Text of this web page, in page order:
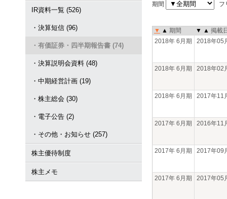
お取引先様 会員
IR資料一覧 (526)
・決算短信 (96)
・有価証券・四半期報告書 (74)
・決算説明会資料 (48)
・中期経営計画 (19)
・株主総会 (30)
・電子公告 (2)
・その他・お知らせ (257)
株主優待制度
株主メモ
期間 フ
▼ ▲ 期間 ▼ ▲ 掲載
2018年 6月期
2018年05
2018年 6月期 2018年02
2018年 6月期 2017年11
2017年 6月期 2016年11
2017年 6月期 2017年09
2017年 6月期 2017年05